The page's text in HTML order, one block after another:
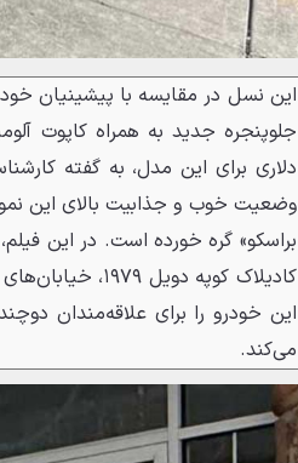
دلاری برای این مدل، به گفته
وضعیت خوب و جذابیت بالای این
براسکو» گره خورده است. در این
کادیلاک کوپه
این خودرو را برای علاقه‌مندان
می‌کند.